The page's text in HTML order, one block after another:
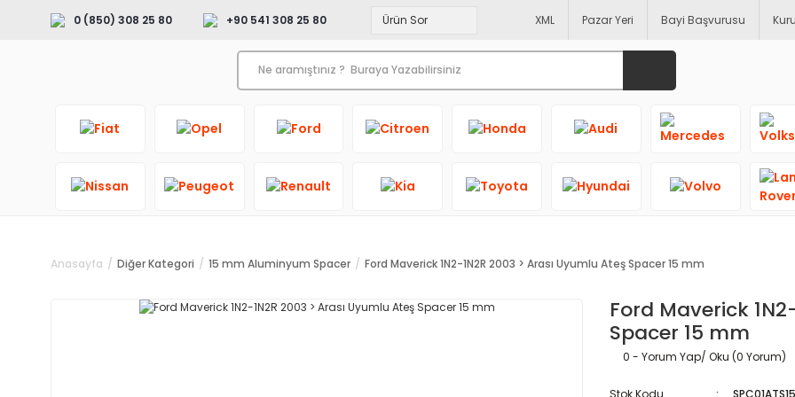
0 (850) 308 25 80 +90 541 308 25 80 XML Pazar Yeri Bayi Başvurusu
Anasayfa Diğer Kategori 15 mm Aluminyum Spacer Ford Maverick 1N2-1N2R 2003 > Arası Uyumlu Ateş Spacer 15 mm
Ford Maverick
Spacer 15 mm
0 - Yorum Yap/ Oku (0 Yorum)
Stok Kodu